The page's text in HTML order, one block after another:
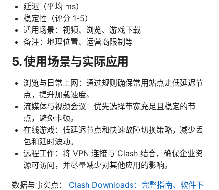
延迟（平均 ms）
稳定性（评分 1-5）
适用场景：视频、浏览、游戏下载
备注：地理位置、运营商限制等
5. 使用场景与实际应用
浏览与日常上网：通过规则确保常用站点走低延迟节
点，提升加载速度。
流媒体与视频会议：优先选择带宽充足且稳定的节
点，避免卡顿。
在线游戏：低延迟节点和快速故障切换策略，减少丢
包和延时波动。
远程工作：将 VPN 连接与 Clash 结合，确保企业资
源可访问，并尽量减少对其他应用的影响。
数据与事实点： Clash Downloads：完整指南、软件下